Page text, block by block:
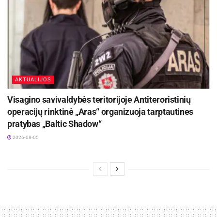
AKTUALIJOS
Visagino savivaldybės teritorijoje Antiteroristinių
operacijų rinktinė „Aras“ organizuoja tarptautines
pratybas „Baltic Shadow“
2026-08-05